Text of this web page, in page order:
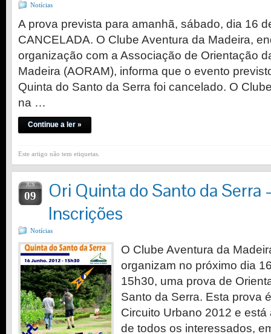
Notícias
A prova prevista para amanhã, sábado, dia 16
CANCELADA. O Clube Aventura da Madeira,
organização com a Associação de Orientação
Madeira (AORAM), informa que o evento
Quinta do Santo da Serra foi cancelado. O
na …
Continue a ler »
Este artigo não tem etiquetas.
JUN
09
Ori Quinta do Santo da Serra
Inscrições
Notícias
O Clube Aventura da
organizam no próximo dia
15h30, uma prova de
Santo da Serra. Esta prova
Circuito Urbano 2012 e
de todos os interessados,